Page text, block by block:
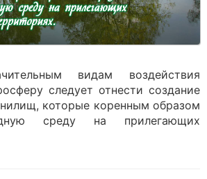
видам воздействия
следует отнести создание
которые коренным образом
среду на прилегающих